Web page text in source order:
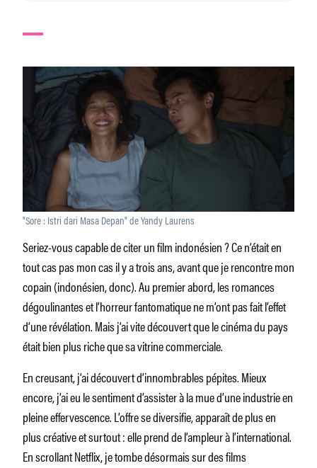
"Sore : Istri dari Masa Depan" de Yandy Laurens
Seriez-vous capable de citer un film indonésien ? Ce n’était en
tout cas pas mon cas il y a trois ans, avant que je rencontre mon
copain (indonésien, donc). Au premier abord, les romances
dégoulinantes et l’horreur fantomatique ne m’ont pas fait l’effet
d’une révélation. Mais j’ai vite découvert que le cinéma du pays
était bien plus riche que sa vitrine commerciale.
En creusant, j’ai découvert d’innombrables pépites. Mieux
encore, j’ai eu le sentiment d’assister à la mue d’une industrie en
pleine effervescence. L’offre se diversifie, apparaît de plus en
plus créative et surtout : elle prend de l’ampleur à l’international.
En scrollant Netflix, je tombe désormais sur des films